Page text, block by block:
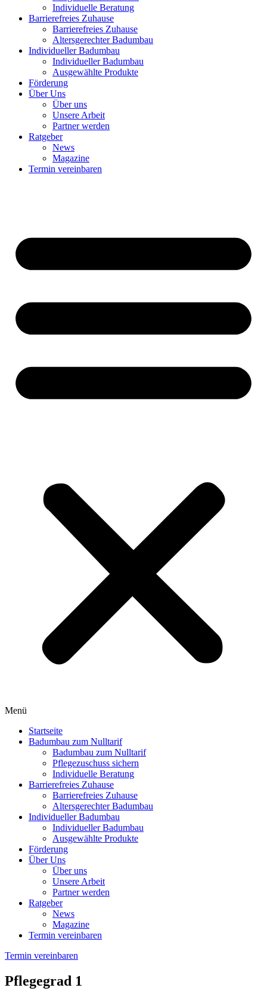
Individuelle Beratung
Barrierefreies Zuhause
Barrierefreies Zuhause
Altersgerechter Badumbau
Individueller Badumbau
Individueller Badumbau
Ausgewählte Produkte
Förderung
Über Uns
Über uns
Unsere Arbeit
Partner werden
Ratgeber
News
Magazine
Termin vereinbaren
Menü
Startseite
Badumbau zum Nulltarif
Badumbau zum Nulltarif
Pflegezuschuss sichern
Individuelle Beratung
Barrierefreies Zuhause
Barrierefreies Zuhause
Altersgerechter Badumbau
Individueller Badumbau
Individueller Badumbau
Ausgewählte Produkte
Förderung
Über Uns
Über uns
Unsere Arbeit
Partner werden
Ratgeber
News
Magazine
Termin vereinbaren
Termin vereinbaren
Pflegegrad 1